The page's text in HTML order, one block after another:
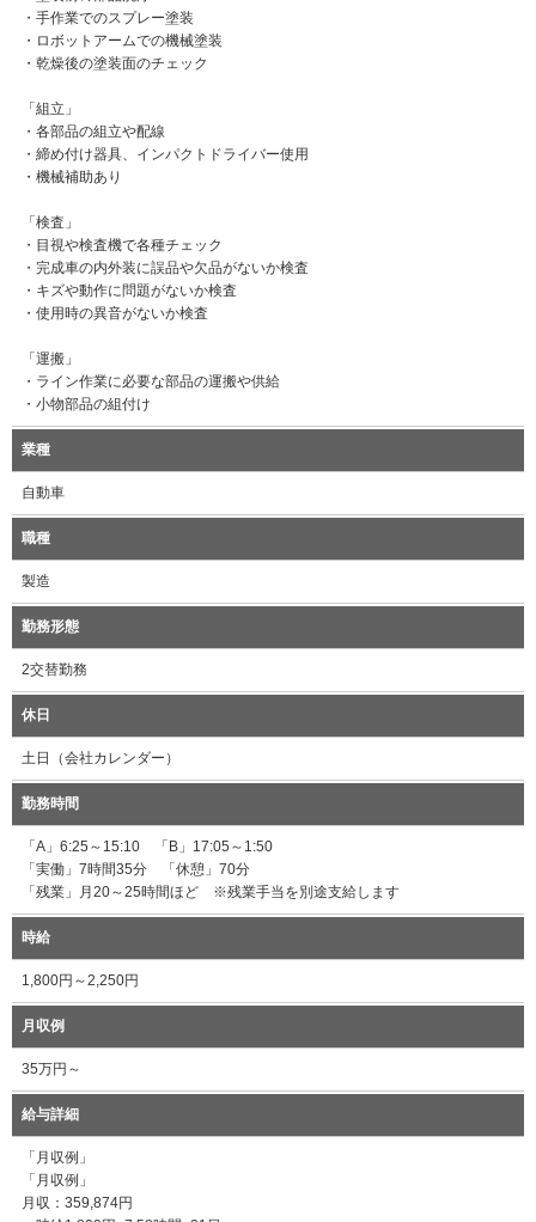
・手作業でのスプレー塗装
・ロボットアームでの機械塗装
・乾燥後の塗装面のチェック
「組立」
・各部品の組立や配線
・締め付け器具、インパクトドライバー使用
・機械補助あり
「検査」
・目視や検査機で各種チェック
・完成車の内外装に誤品や欠品がないか検査
・キズや動作に問題がないか検査
・使用時の異音がないか検査
「運搬」
・ライン作業に必要な部品の運搬や供給
・小物部品の組付け
業種
自動車
職種
製造
勤務形態
2交替勤務
休日
土日（会社カレンダー）
勤務時間
「A」6:25～15:10 「B」17:05～1:50
「実働」7時間35分 「休憩」70分
「残業」月20～25時間ほど ※残業手当を別途支給します
時給
1,800円～2,250円
月収例
35万円～
給与詳細
「月収例」
「月収例」
月収：359,874円